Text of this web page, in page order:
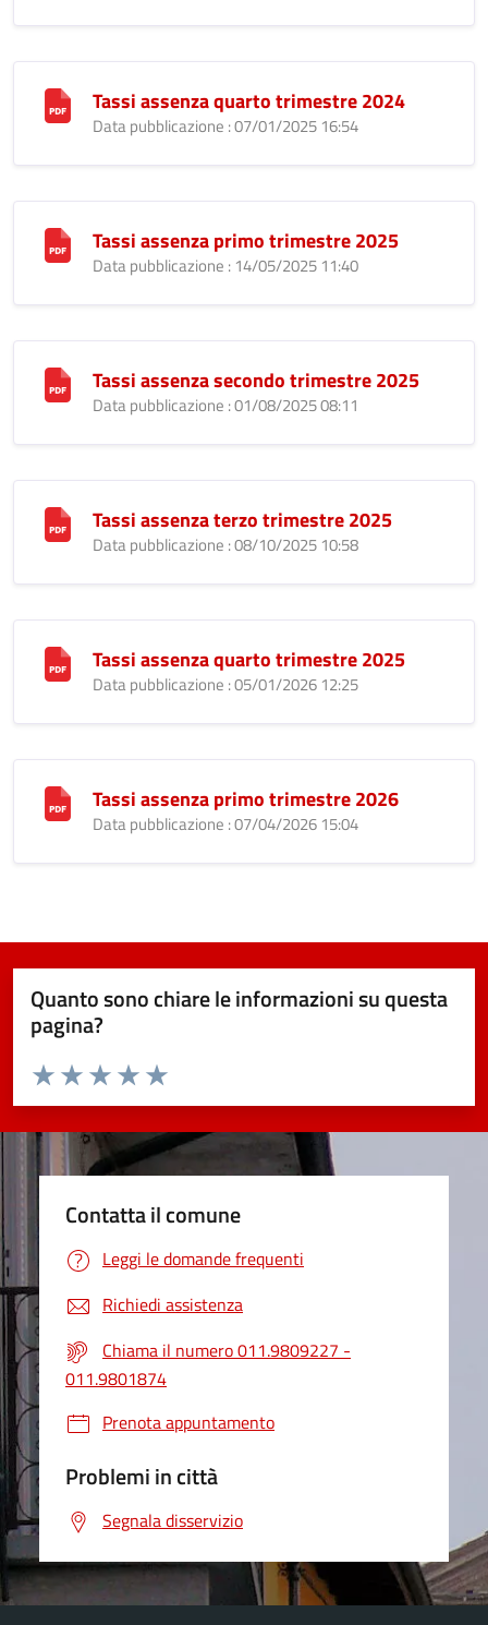
Tassi assenza quarto trimestre 2024
Data pubblicazione : 07/01/2025 16:54
Tassi assenza primo trimestre 2025
Data pubblicazione : 14/05/2025 11:40
Tassi assenza secondo trimestre 2025
Data pubblicazione : 01/08/2025 08:11
Tassi assenza terzo trimestre 2025
Data pubblicazione : 08/10/2025 10:58
Tassi assenza quarto trimestre 2025
Data pubblicazione : 05/01/2026 12:25
Tassi assenza primo trimestre 2026
Data pubblicazione : 07/04/2026 15:04
Quanto sono chiare le informazioni su questa
pagina?
Valuta da 1 a 5 stelle la pagina
Valuta 5 stelle su 5
Valuta 4 stelle su 5
Valuta 3 stelle su 5
Valuta 2 stelle su 5
Valuta 1 stelle su 5
Contatta il comune
Leggi le domande frequenti
Richiedi assistenza
Chiama il numero 011.9809227 -
011.9801874
Prenota appuntamento
Problemi in città
Segnala disservizio